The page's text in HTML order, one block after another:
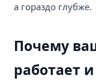
а гораздо глубже.
Почему
работает